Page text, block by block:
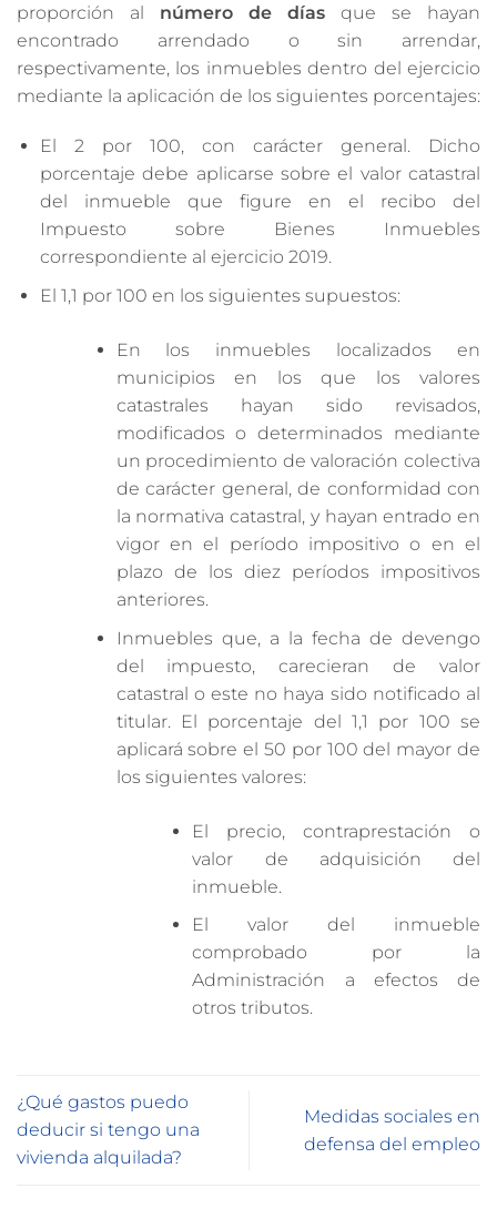
proporción al número de días que se hayan
encontrado arrendado o sin arrendar,
respectivamente, los inmuebles dentro del ejercicio
mediante la aplicación de los siguientes porcentajes:
El 2 por 100, con carácter general. Dicho
porcentaje debe aplicarse sobre el valor catastral
del inmueble que figure en el recibo del
Impuesto sobre Bienes Inmuebles
correspondiente al ejercicio 2019.
El 1,1 por 100 en los siguientes supuestos:
En los inmuebles localizados en
municipios en los que los valores
catastrales hayan sido revisados,
modificados o determinados mediante
un procedimiento de valoración colectiva
de carácter general, de conformidad con
la normativa catastral, y hayan entrado en
vigor en el período impositivo o en el
plazo de los diez períodos impositivos
anteriores.
Inmuebles que, a la fecha de devengo
del impuesto, carecieran de valor
catastral o este no haya sido notificado al
titular. El porcentaje del 1,1 por 100 se
aplicará sobre el 50 por 100 del mayor de
los siguientes valores:
El precio, contraprestación o
valor de adquisición del
inmueble.
El valor del inmueble
comprobado por la
Administración a efectos de
otros tributos.
¿Qué gastos puedo
deducir si tengo una
vivienda alquilada?
Medidas sociales en
defensa del empleo